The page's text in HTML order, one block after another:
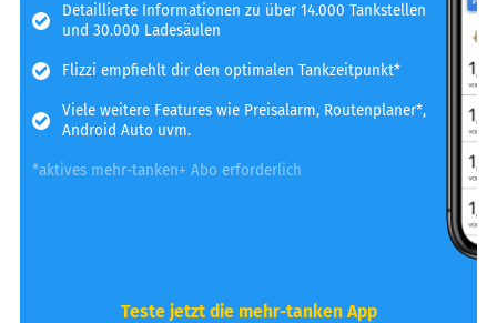
Detaillierte Informationen zu über 14.000 Tankstellen
und 30.000 Ladesäulen
Flizzi empfiehlt dir den optimalen Tankzeitpunkt*
Viele weitere Features wie Preisalarm, Routenplaner*,
Android Auto uvm.
*aktives mehr-tanken+ Abo erforderlich
Teste jetzt die mehr-tanken App